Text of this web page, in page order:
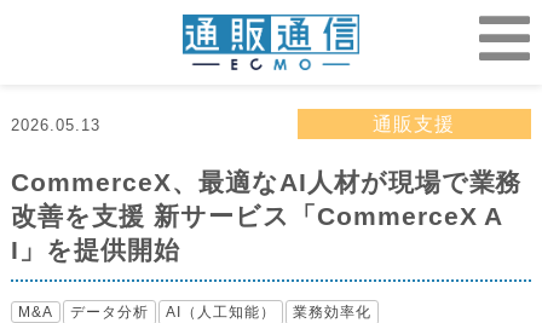
2026.05.13 通販支援
CommerceX、最適なAI人材が現場で業務
改善を支援 新サービス「CommerceX A
I」を提供開始
M&A データ分析 AI（人工知能） 業務効率化